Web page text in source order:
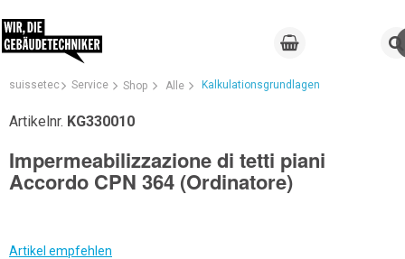
suissetec Service Shop Alle Kalkulationsgrundlagen
Artikelnr. KG330010
Impermeabilizzazione di tetti piani
Accordo CPN 364 (Ordinatore)
Artikel empfehlen